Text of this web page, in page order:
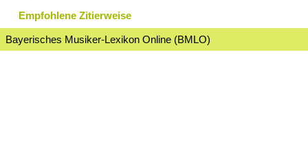
Empfohlene Zitierweise
Bayerisches Musiker-Lexikon Online (BMLO)